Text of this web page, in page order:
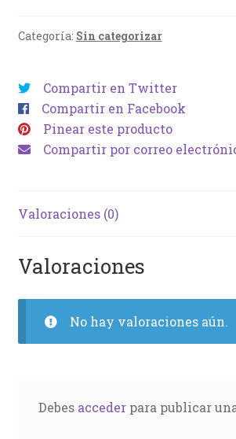
Categoría: Sin categorizar
Compartir en Twitter
Compartir en Facebook
Pinear este producto
Compartir por correo
Valoraciones (0)
Valoraciones
No hay valoraciones aún.
Debes accederpara publicar